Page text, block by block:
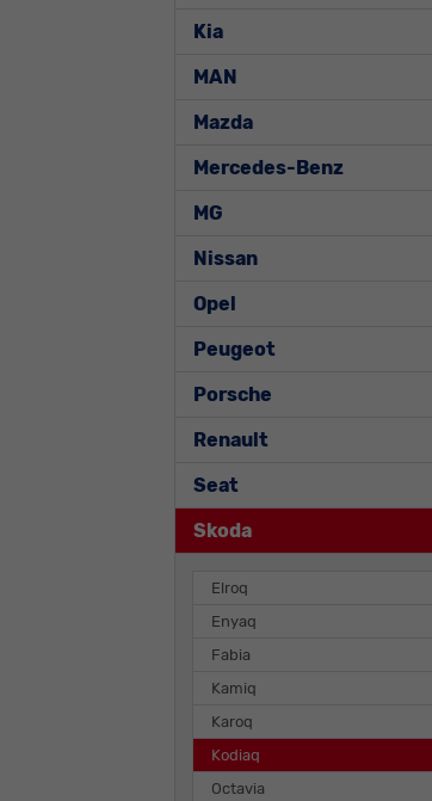
Kia
MAN
Mazda
Mercedes-Benz
MG
Nissan
Opel
Peugeot
Porsche
Renault
Seat
Skoda
Elroq
Enyaq
Fabia
Kamiq
Karoq
Kodiaq
Octavia